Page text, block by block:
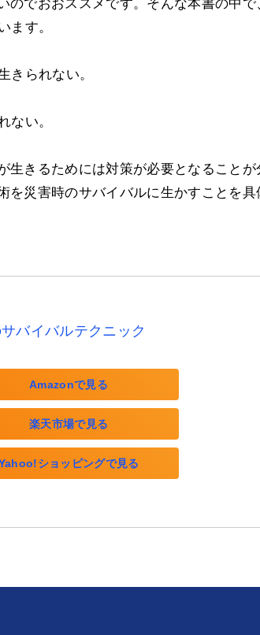
でおおススメです。そんな本書の中で
ます。
られない。
ない。
生きるためには対策が必要となることが
を災害時のサバイバルに生かすことを具
バイバルテクニック
Amazonで見る
楽天市場で見る
ショッピングで見る